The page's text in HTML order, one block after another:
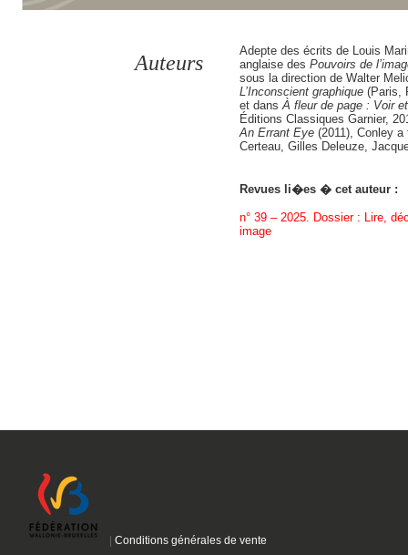
Auteurs
Adepte des écrits de Louis
anglaise des Pouvoirs de l’
sous la direction de Walter
L’Inconscient graphique (Paris,
et dansÀ fleur de page : Voir
Éditions Classiques Garnier,
An Errant Eye (2011), Conley
Certeau, Gilles Deleuze,
Revues li�es � cet auteur :
n° 39 – 2025. Dossier : Lire,
image
Conditions générales de vente